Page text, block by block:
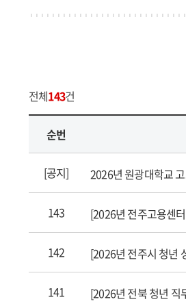
전체143건
순번
[공지] 2026년 원광대학교
143 [2026년 전주고용센
142 [2026년 전주시 청년
141 [2026년 전북 청년 직